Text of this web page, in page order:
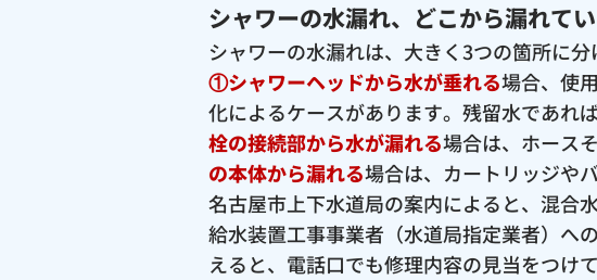
シャワーの水漏れ、どこから漏れて
シャワーの水漏れは、大きく3つの箇所に
①シャワーヘッドから水が垂れる場合、使
化によるケースがあります。残留水であれ
栓の接続部から水が漏れる場合は、ホース
の本体から漏れる場合は、カートリッジや
名古屋市上下水道局の案内によると、混合
給水装置工事事業者（水道局指定業者）へ
えると、電話口でも修理内容の見当をつけ